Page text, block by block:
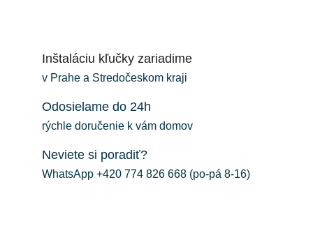
Inštaláciu kľučky zariadime
v Prahe a Stredočeskom kraji
Odosielame do 24h
rýchle doručenie k vám domov
Neviete si poradiť?
WhatsApp +420 774 826 668 (po-pá 8-16)